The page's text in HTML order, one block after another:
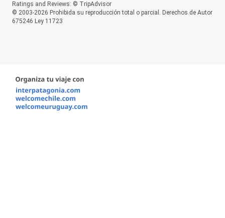
Ratings and Reviews: © TripAdvisor
© 2003-2026 Prohibida su reproducción total o parcial. Derechos de Autor
675246 Ley 11723